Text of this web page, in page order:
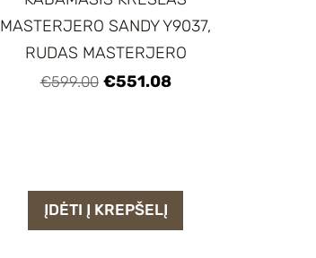
MASTERJERO SANDY Y9037,
RUDAS MASTERJERO
€599.00 €551.08
ĮDĖTI Į KREPŠELĮ